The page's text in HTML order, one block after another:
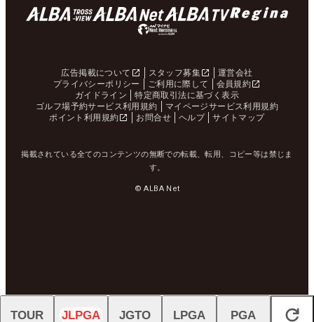
広告掲載について スタッフ募集
運営会社
プライバシーポリシー
ご利用に際して
会員規約
ガイドライン
特定商取引法に基づく表示
ゴルフ場予約サービス利用規約
マイページサービス利用規約
ポイント利用規約
お問合せ ヘルプ サイトマップ
掲載されている全てのコンテンツの無断での転載、転用、コピー等は禁じま
す。
© ALBA Net
閉じる
TOUR JLPGA JGTO LPGA PGA